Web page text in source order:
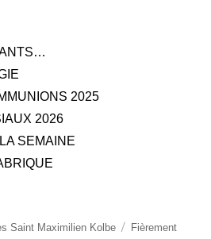
2025
2026
SEMAINE
Saint Maximilien Kolbe
Fièrement